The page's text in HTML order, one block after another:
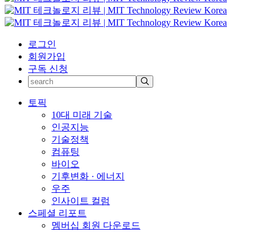
로그인
회원가입
구독 신청
토픽
10대 미래 기술
인공지능
기술정책
컴퓨팅
바이오
기후변화 · 에너지
우주
인사이트 컬럼
스페셜 리포트
멤버십 회원 다운로드